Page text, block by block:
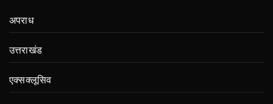
अपराध
उत्तराखंड
एक्सक्लूसिव